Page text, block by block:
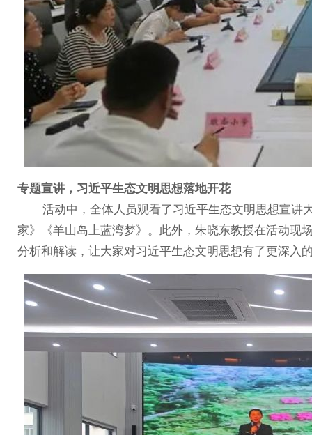
专题宣讲，习近平生态文明思想落地开花
活动中，全体人员观看了习近平生态文明思想宣讲
家》《羊山岛上蓝湾梦》。此外，朱晓东教授在活动现
分析和解读，让大家对习近平生态文明思想有了更深入